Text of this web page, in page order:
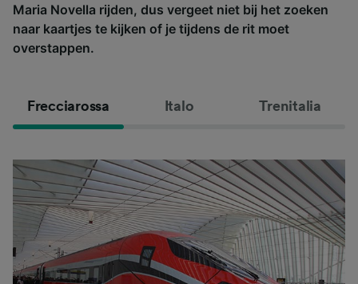
Maria Novella rijden, dus vergeet niet bij het zoeken
naar kaartjes te kijken of je tijdens de rit moet
overstappen.
Frecciarossa Italo Trenitalia